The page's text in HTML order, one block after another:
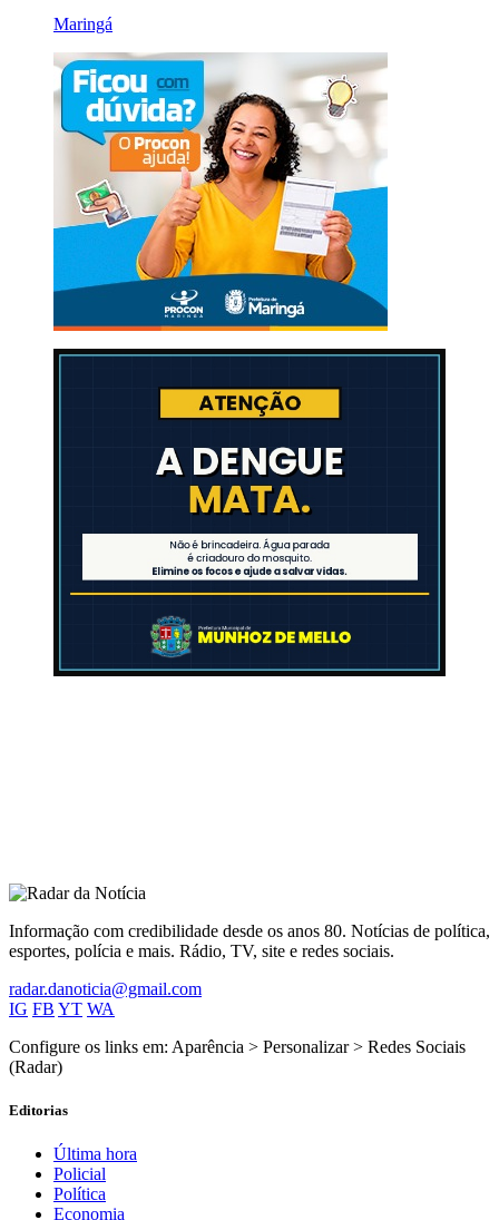
Maringá
Informação com credibilidade desde os anos 80. Notícias de política,
esportes, polícia e mais. Rádio, TV, site e redes sociais.
radar.danoticia@gmail.com
IG FB YT WA
Configure os links em: Aparência > Personalizar > Redes Sociais
(Radar)
Editorias
Última hora
Policial
Política
Economia